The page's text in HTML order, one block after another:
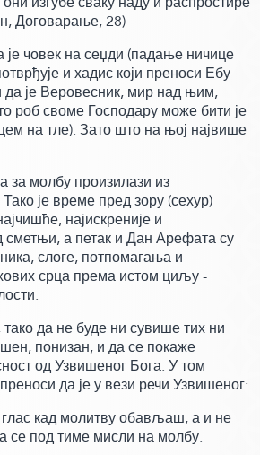
Договарање, 28)
човек на сеџди (падање ничице
и хадис који преноси Ебу
да је Веровесник, мир над њим,
роб своме Господару може бити је
на тле). Зато што на њој највише
молбу произилази из
је време пред зору(сехур)
најискреније и
сметњи, а петак и Дан Арефата су
слоге, потпомагања и
срца према истом циљу -
да не буде ни сувише тих ни
понизан, и да се покаже
од Узвишеног Бога. У том
да је у вези речи Узвишеног:
кад молитву обављаш, а и не
се под тиме мисли на молбу.